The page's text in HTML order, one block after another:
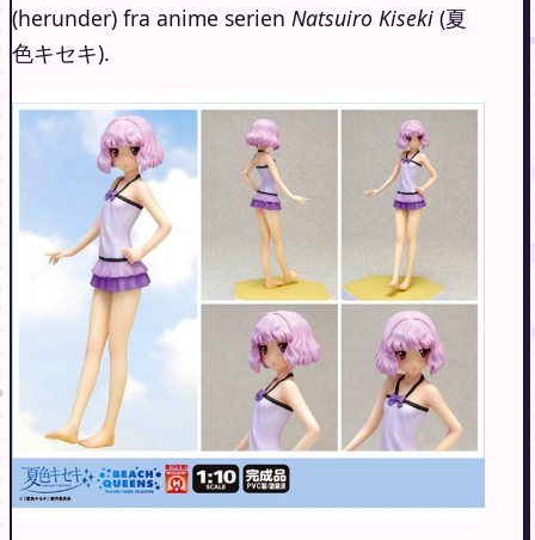
(herunder) fra anime serien Natsuiro Kiseki (夏
色キセキ).